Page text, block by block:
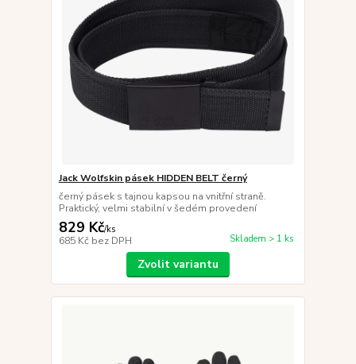
Jack Wolfskin pásek HIDDEN BELT černý
černý pásek s tajnou kapsou na vnitřní straně.
Praktický, velmi stabilní v šedém provedení
829 Kč/ks
685 Kč bez DPH Skladem > 1 ks
Zvolit variantu